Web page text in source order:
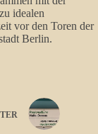
idealen
vor den Toren der
Berlin.